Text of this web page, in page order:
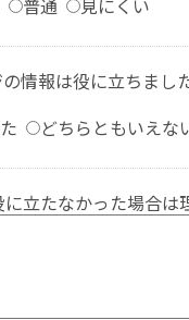
情報は役に立ちまし
どちらともいえな
立たなかった場合は